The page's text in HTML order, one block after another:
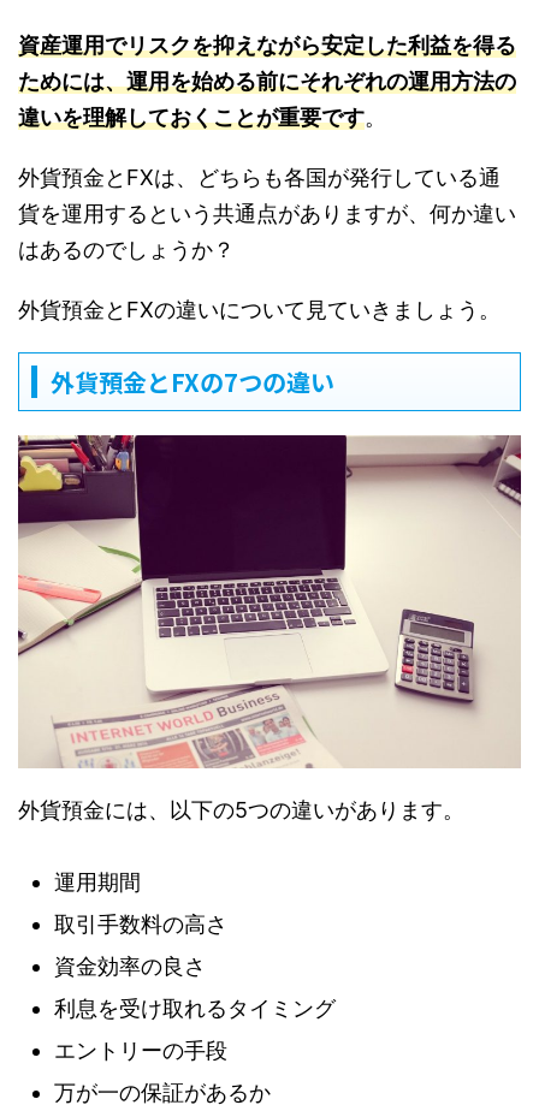
資産運用でリスクを抑えながら安定した利益を得る
ためには、運用を始める前にそれぞれの運用方法の
違いを理解しておくことが重要です。
外貨預金とFXは、どちらも各国が発行している通
貨を運用するという共通点がありますが、何か違い
はあるのでしょうか？
外貨預金とFXの違いについて見ていきましょう。
外貨預金とFXの7つの違い
外貨預金には、以下の5つの違いがあります。
運用期間
取引手数料の高さ
資金効率の良さ
利息を受け取れるタイミング
エントリーの手段
万が一の保証があるか